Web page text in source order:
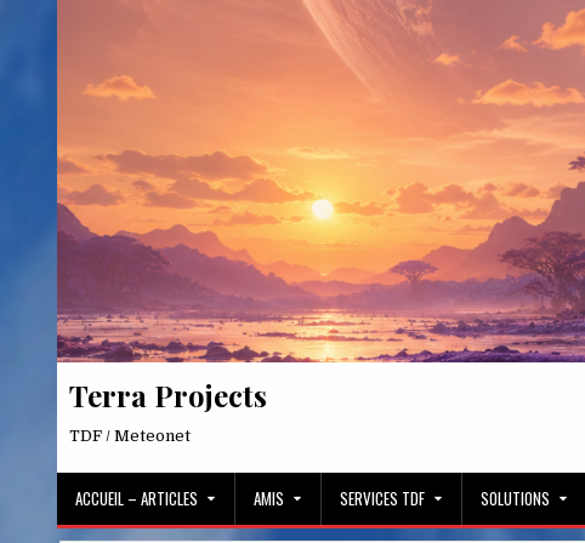
Terra Projects
TDF / Meteonet
ACCUEIL – ARTICLES AMIS SERVICES TDF SOLUTIONS